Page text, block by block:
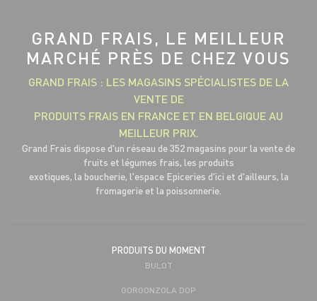
GRAND FRAIS, LE MEILLEUR
MARCHÉ PRÈS DE CHEZ VOUS
GRAND FRAIS : LES MAGASINS SPÉCIALISTES DE LA
VENTE DE
PRODUITS FRAIS EN FRANCE ET EN BELGIQUE AU
MEILLEUR PRIX.
Grand Frais dispose d'un réseau de 352 magasins pour la vente de
fruits et légumes frais, les produits
exotiques, la boucherie, l'espace Epiceries d'ici et d'ailleurs, la
fromagerie et la poissonnerie.
PRODUITS DU MOMENT
BULOT
GORGONZOLA DOP